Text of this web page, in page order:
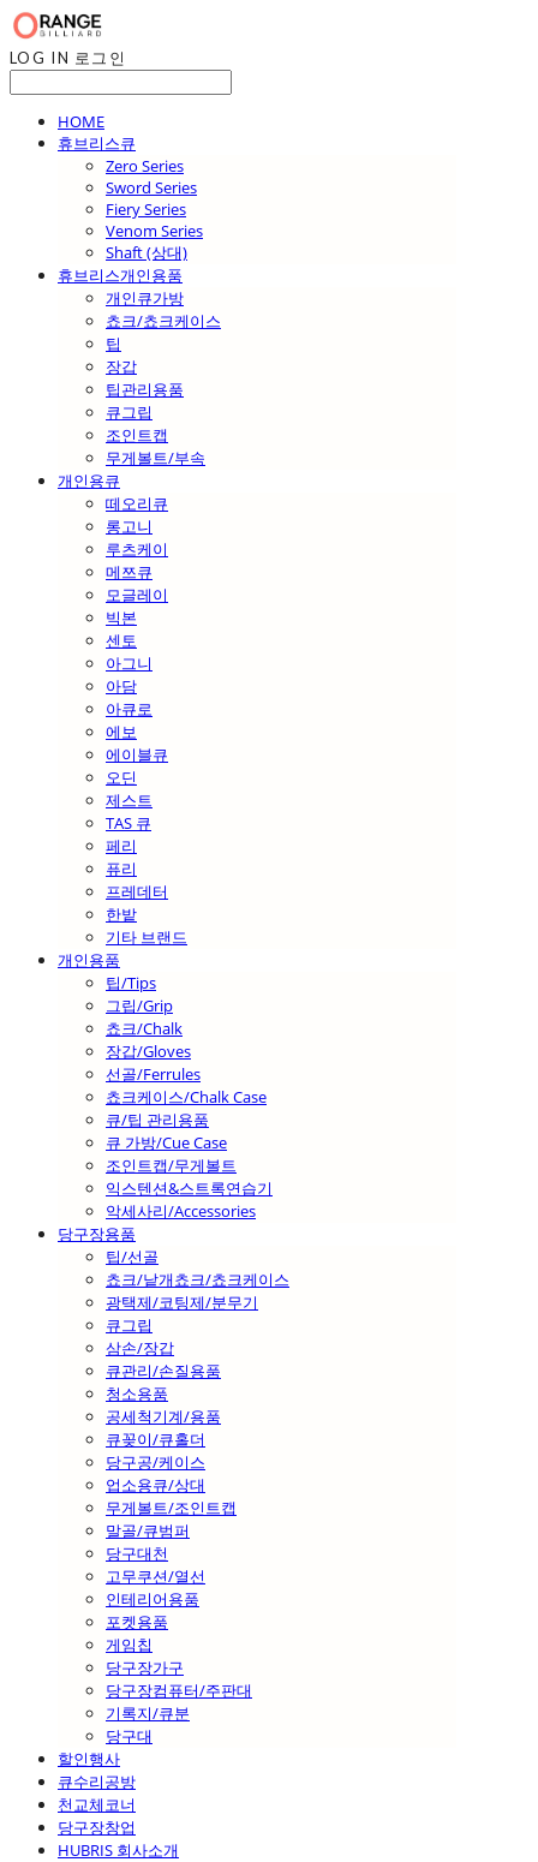
LOG IN 로그인
HOME
휴브리스큐
Zero Series
Sword Series
Fiery Series
Venom Series
Shaft (상대)
휴브리스개인용품
개인큐가방
쵸크/쵸크케이스
팁
장갑
팁관리용품
큐그립
조인트캡
무게볼트/부속
개인용큐
떼오리큐
롱고니
루츠케이
메쯔큐
모글레이
빅본
센토
아그니
아담
아큐로
에보
에이블큐
오딘
제스트
TAS 큐
페리
퓨리
프레데터
한밭
기타 브랜드
개인용품
팁/Tips
그립/Grip
쵸크/Chalk
장갑/Gloves
선골/Ferrules
쵸크케이스/Chalk Case
큐/팁 관리용품
큐 가방/Cue Case
조인트캡/무게볼트
익스텐션&스트록연습기
악세사리/Accessories
당구장용품
팁/선골
쵸크/낱개쵸크/쵸크케이스
광택제/코팅제/분무기
큐그립
삼손/장갑
큐관리/손질용품
청소용품
공세척기계/용품
큐꽂이/큐홀더
당구공/케이스
업소용큐/상대
무게볼트/조인트캡
말골/큐범퍼
당구대천
고무쿠션/열선
인테리어용품
포켓용품
게임칩
당구장가구
당구장컴퓨터/주판대
기록지/큐분
당구대
할인행사
큐수리공방
천교체코너
당구장창업
HUBRIS 회사소개